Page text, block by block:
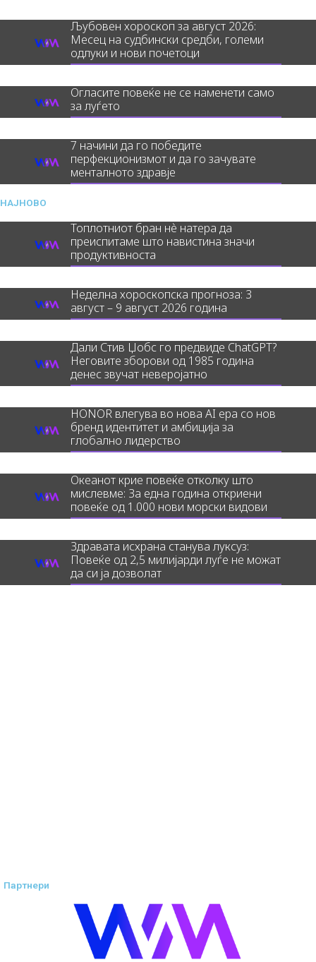
Љубовен хороскоп за август 2026:
Месец на судбински средби, големи
одлуки и нови почетоци
Огласите повеќе не се наменети само
за луѓето
7 начини да го победите
перфекционизмот и да го зачувате
менталното здравје
НАЈНОВО
Топлотниот бран нè натера да
преиспитаме што навистина значи
продуктивноста
Неделна хороскопска прогноза: 3
август – 9 август 2026 година
Дали Стив Џобс го предвиде ChatGPT?
Неговите зборови од 1985 година
денес звучат неверојатно
HONOR влегува во нова AI ера со нов
бренд идентитет и амбиција за
глобално лидерство
Океанот крие повеќе отколку што
мислевме: За една година откриени
повеќе од 1.000 нови морски видови
Здравата исхрана станува луксуз:
Повеќе од 2,5 милијарди луѓе не можат
да си ја дозволат
Партнери